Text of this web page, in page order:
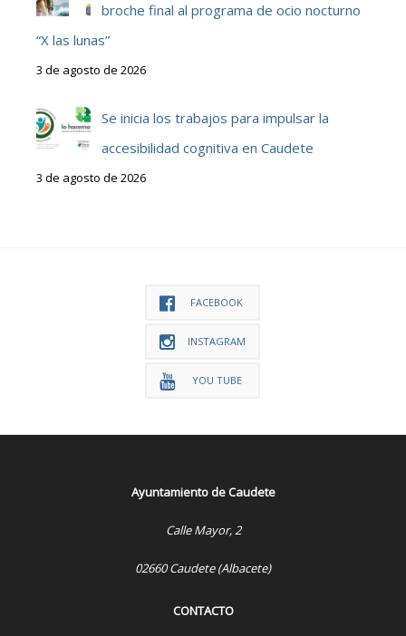
broche final al programa de ocio nocturno
“X las lunas”
3 de agosto de 2026
Se inicia los trabajos para impulsar la
accesibilidad cognitiva en Caudete
3 de agosto de 2026
FACEBOOK
INSTAGRAM
YOU TUBE
Ayuntamiento de Caudete
Calle Mayor, 2
02660 Caudete (Albacete)
CONTACTO